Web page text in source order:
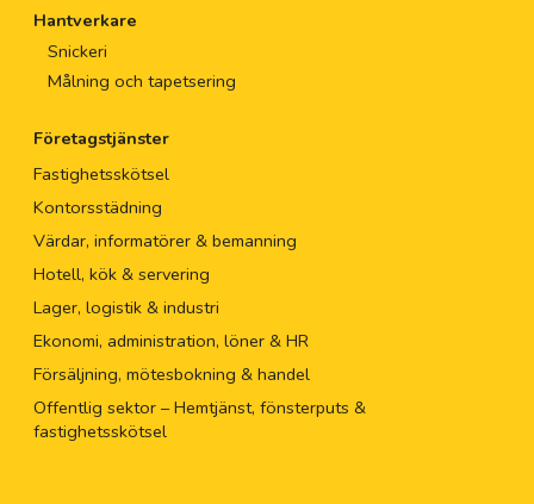
Hantverkare
Snickeri
Målning och tapetsering
Företagstjänster
Fastighetsskötsel
Kontorsstädning
Värdar, informatörer & bemanning
Hotell, kök & servering
Lager, logistik & industri
Ekonomi, administration, löner & HR
Försäljning, mötesbokning & handel
Offentlig sektor – Hemtjänst, fönsterputs &
fastighetsskötsel